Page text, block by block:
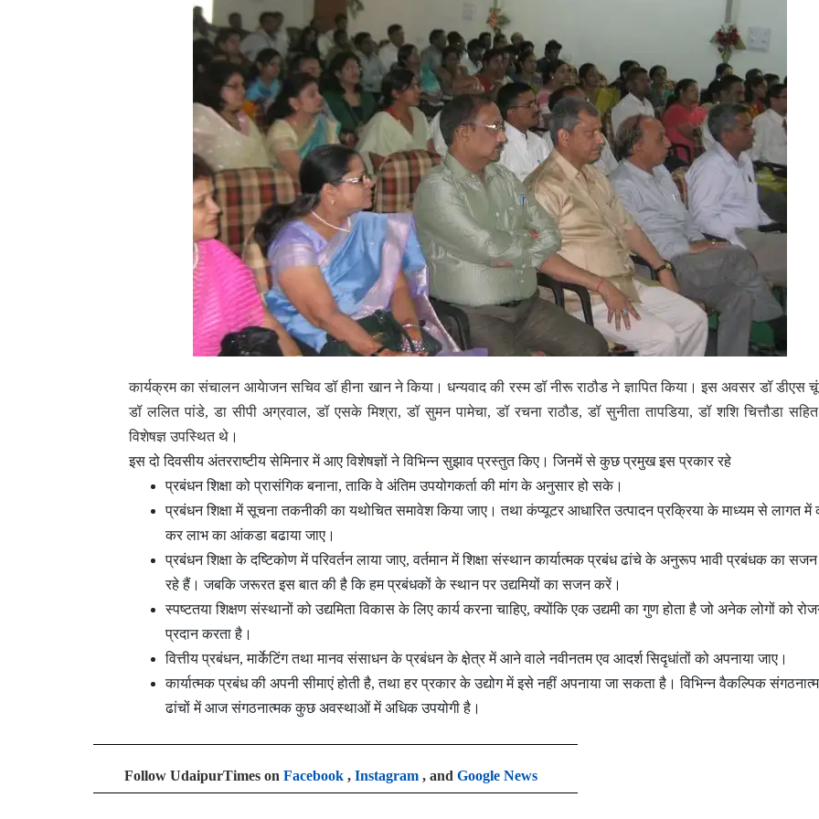
कार्यक्रम का संचालन आयेाजन सचिव डॉ हीना खान ने किया। धन्यवाद की रस्म डॉ नीरू राठौड ने ज्ञापित किया। इस अवसर डॉ डीएस
डॉ ललित पांडे, डा सीपी अग्रवाल, डॉ एसके मिश्रा, डॉ सुमन पामेचा, डॉ रचना राठौड, डॉ सुनीता तापडिया, डॉ शशि चित्तौडा
विशेषज्ञ उपस्थित थे।
इस दो दिवसीय अंतरराष्टीय सेमिनार में आए विशेषज्ञों ने विभिन्न सुझाव प्रस्तुत किए। जिनमें से कुछ प्रमुख इस प्रकार रहे
प्रबंधन शिक्षा को प्रासंगिक बनाना, ताकि वे अंतिम उपयोगकर्ता की मांग के अनुसार हो सके।
प्रबंधन शिक्षा में सूचना तकनीकी का यथोचित समावेश किया जाए। तथा कंप्यूटर आधारित उत्पादन प्रक्रिया के माध्यम से लागत में
कर लाभ का आंकडा बढाया जाए।
प्रबंधन शिक्षा के दष्टिकोण में परिवर्तन लाया जाए, वर्तमान में शिक्षा संस्थान कार्यात्मक प्रबंध ढांचे के अनुरूप भावी प्रबंधक का
रहे हैं। जबकि जरूरत इस बात की है कि हम प्रबंधकों के स्थान पर उद्यमियों का सजन करें।
स्पष्टतया शिक्षण संस्थानों को उद्यमिता विकास के लिए कार्य करना चाहिए, क्योंकि एक उद्यमी का गुण होता है जो अनेक लोगों को
प्रदान करता है।
वित्तीय प्रबंधन, मार्केटिंग तथा मानव संसाधन के प्रबंधन के क्षे़त्र में आने वाले नवीनतम एव आदर्श सिदृधांतों को अपनाया जाए।
कार्यात्मक प्रबंध की अपनी सीमाएं होती है, तथा हर प्रकार के उद्योग में इसे नहीं अपनाया जा सकता है। विभिन्न वैकल्पिक
ढांचों में आज संगठनात्मक कुछ अवस्थाओं में अधिक उपयोगी है।
Follow UdaipurTimes on Facebook , Instagram , and Google News